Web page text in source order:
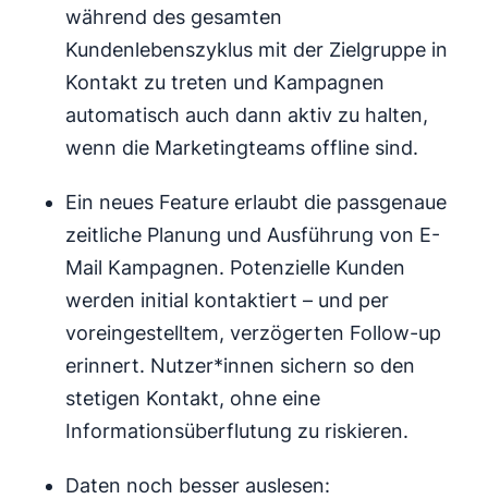
während des gesamten
Kundenlebenszyklus mit der Zielgruppe in
Kontakt zu treten und Kampagnen
automatisch auch dann aktiv zu halten,
wenn die Marketingteams offline sind.
Ein neues Feature erlaubt die passgenaue
zeitliche Planung und Ausführung von E-
Mail Kampagnen. Potenzielle Kunden
werden initial kontaktiert – und per
voreingestelltem, verzögerten Follow-up
erinnert. Nutzer*innen sichern so den
stetigen Kontakt, ohne eine
Informationsüberflutung zu riskieren.
Daten noch besser auslesen: